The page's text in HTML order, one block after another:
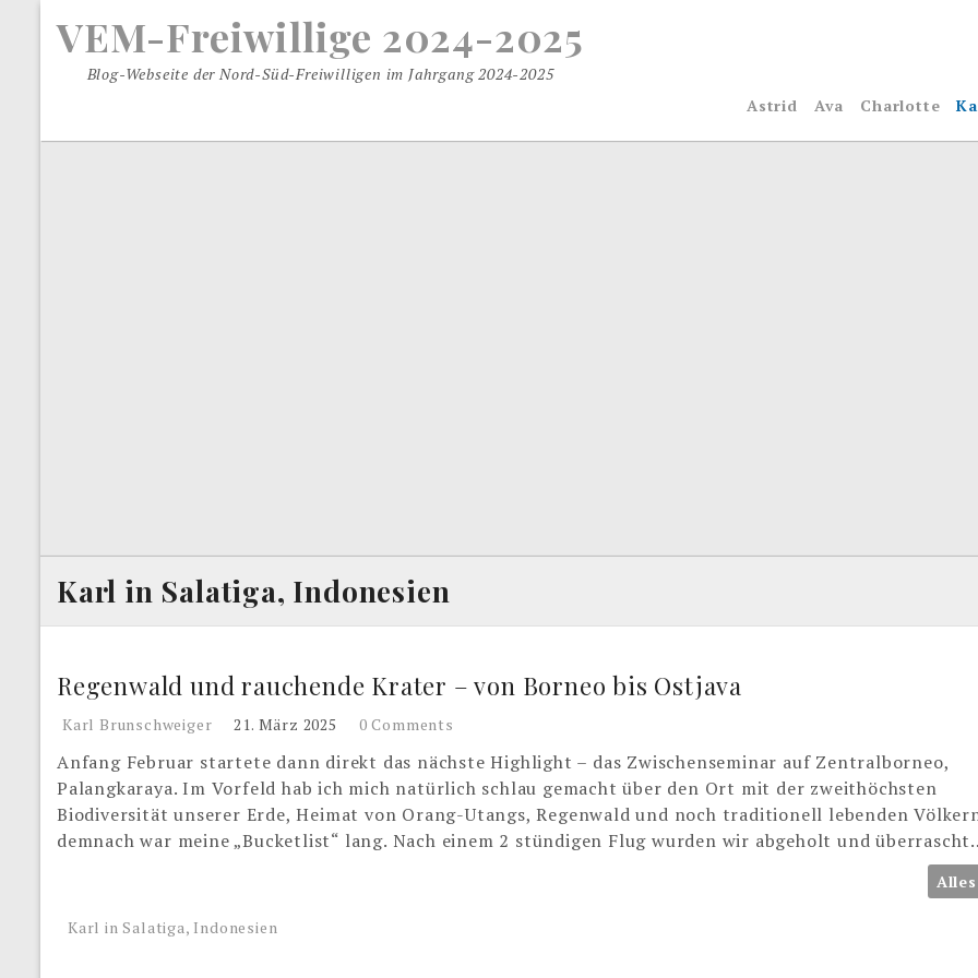
o
VEM-Freiwillige 2024-2025
Blog-Webseite der Nord-Süd-Freiwilligen im Jahrgang 2024-2025
Astrid
Ava Charlotte
Karl in Salatiga, Indonesien
Regenwald und rauchende Krater – von Borneo bis Ostjava
Karl Brunschweiger 21. März 2025 0 Comments
Anfang Februar startete dann direkt das nächste Highlight – das Zwischenseminar auf Zentralborneo,
Palangkaraya. Im Vorfeld hab ich mich natürlich schlau gemacht über den Ort mit der zweithöchsten
Biodiversität unserer Erde, Heimat von Orang-Utangs, Regenwald und noch traditionell lebenden
demnach war meine „Bucketlist“ lang. Nach einem 2 stündigen Flug wurden wir abgeholt und
Karl in Salatiga, Indonesien